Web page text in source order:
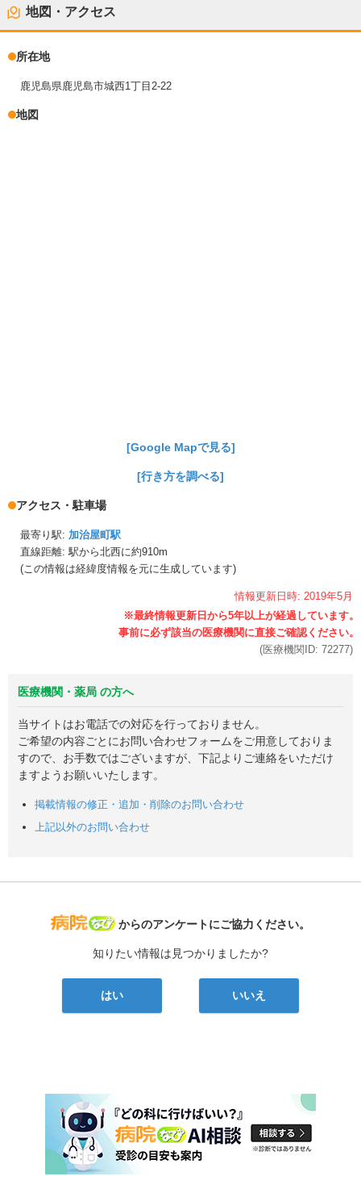
地図・アクセス
所在地
鹿児島県鹿児島市城西1丁目2-22
地図
[Google Mapで見る]
[行き方を調べる]
アクセス・駐車場
最寄り駅: 加治屋町駅
直線距離: 駅から北西に約910m
(この情報は経緯度情報を元に生成しています)
情報更新日時: 2019年5月
(医療機関ID: 72277)
医療機関・薬局 の方へ
当サイトはお電話での対応を行っておりません。
ご希望の内容ごとにお問い合わせフォームをご用意しておりま
すので、お手数ではございますが、下記よりご連絡をいただけ
ますようお願いいたします。
掲載情報の修正・追加・削除のお問い合わせ
上記以外のお問い合わせ
病院なび
からのアンケートにご協力ください。
知りたい情報は見つかりましたか?
はい いいえ